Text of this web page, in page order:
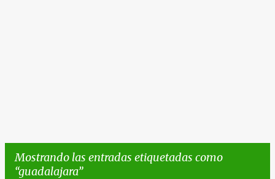
Mostrando las entradas etiquetadas como
guadalajara